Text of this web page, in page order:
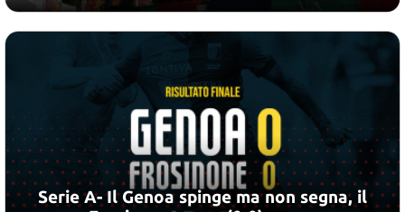
Serie A- Il Genoa spinge ma non segna, il